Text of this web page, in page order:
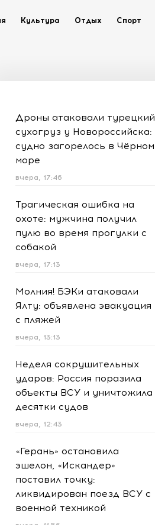
Культура Отдых Спорт
Дроны атаковали турецкий
сухогруз у Новороссийска:
судно загорелось в Чёрном
море
вчера, 17:46
Трагическая ошибка на
охоте: мужчина получил
пулю во время прогулки с
собакой
вчера, 17:13
Молния! БЭКи атаковали
Ялту: объявлена эвакуация
с пляжей
вчера, 13:13
Неделя сокрушительных
ударов: Россия поразила
объекты ВСУ и уничтожила
десятки судов
вчера, 12:43
«Герань» остановила
эшелон, «Искандер»
поставил точку:
ликвидирован поезд ВСУ с
военной техникой
вчера, 11:56